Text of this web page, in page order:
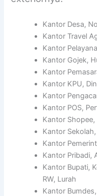
Kantor Desa,
Kantor Travel
Kantor
Kantor Gojek,
Kantor
Kantor KPU,
Kantor
Kantor POS,
Kantor
Kantor
Kantor
Kantor Pribadi,
Kantor Bupati,
RW, Lurah
Kantor